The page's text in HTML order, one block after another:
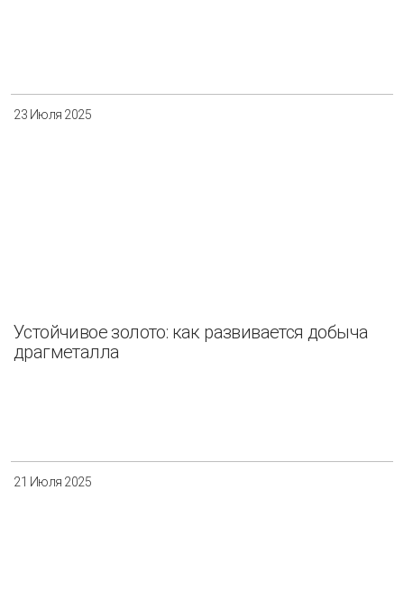
23 Июля 2025
Устойчивое золото: как развивается добыча
драгметалла
21 Июля 2025